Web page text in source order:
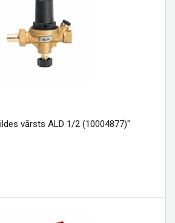
vārsts ALD 1/2 (10004877)"